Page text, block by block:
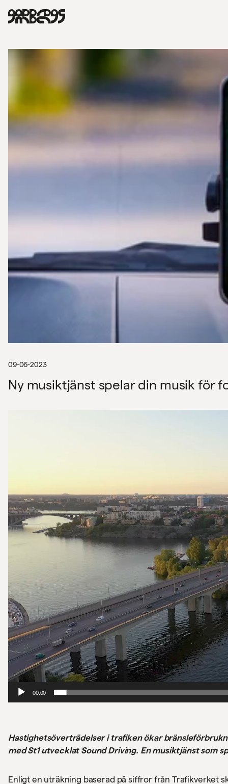
09-06-2023
Ny musiktjänst spelar din musik för
00:00
Hastighetsöverträdelser i trafiken ökar
med St1 utvecklat Sound Driving. En musiktjänst som
Enligt en uträkning baserad på siffror från Trafikverket